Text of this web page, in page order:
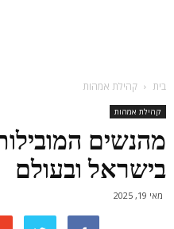
בית קהילת אמהות
קהילת אמהות
מהנשים
בישראל ובעולם
מאי 19, 2025